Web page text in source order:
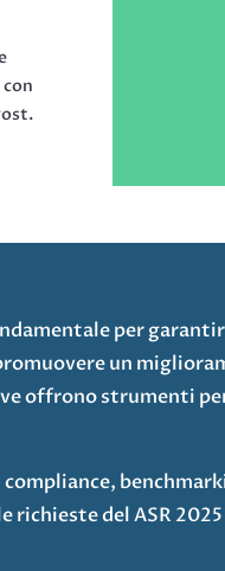
per
un
offrono strumenti
richieste del ASR 2025